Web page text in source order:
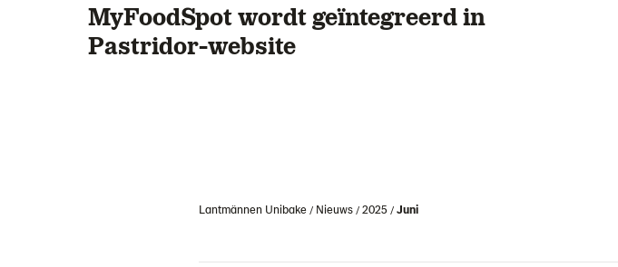
MyFoodSpot wordt geïntegreerd in
Pastridor-website
Lantmännen Unibake Nieuws 2025 Juni